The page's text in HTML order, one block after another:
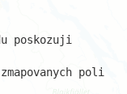
poskozuji
poli